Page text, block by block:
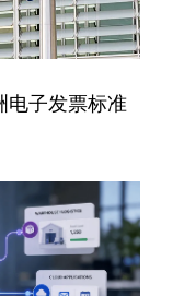
电子发票标准